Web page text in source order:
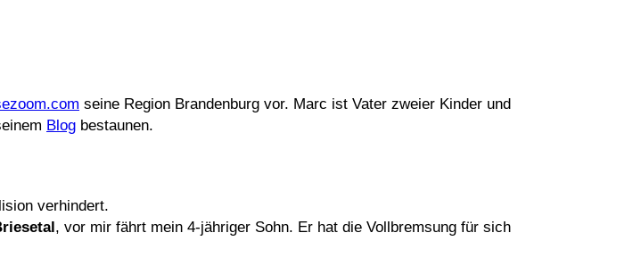
seine Region Brandenburg vor. Marc ist Vater zweier Kinder und
Blog bestaunen.
verhindert.
, vor mir fährt mein 4-jähriger Sohn. Er hat die Vollbremsung für sich